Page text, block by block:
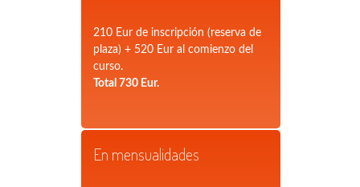
210 Eur de inscripción (reserva de
plaza) + 520 Eur al comienzo del
curso.
Total 730 Eur.
En mensualidades